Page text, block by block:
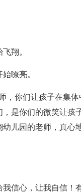
翔。
嘹亮。
，你们让孩子在集
是你们的微笑让孩
儿园的老师，真心
信心，让我自信！